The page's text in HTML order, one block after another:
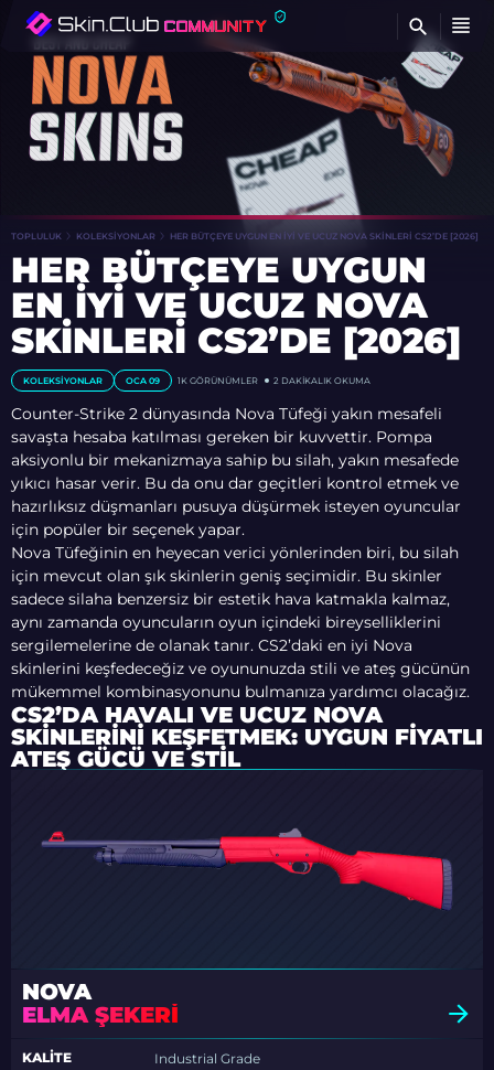
TOPLULUK KOLEKSIYONLAR HER BÜTÇEYE UYGUN EN İYI VE UCUZ NOVA SKINLERI CS2’DE [2026]
HER BÜTÇEYE UYGUN
EN İYI VE UCUZ NOVA
SKINLERI CS2’DE [2026]
KOLEKSIYONLAR OCA 09 1K GÖRÜNÜMLER 2 DAKIKALIK OKUMA
Counter-Strike 2 dünyasında Nova Tüfeği yakın mesafeli
savaşta hesaba katılması gereken bir kuvvettir. Pompa
aksiyonlu bir mekanizmaya sahip bu silah, yakın mesafede
yıkıcı hasar verir. Bu da onu dar geçitleri kontrol etmek ve
hazırlıksız düşmanları pusuya düşürmek isteyen oyuncular
için popüler bir seçenek yapar.
Nova Tüfeğinin en heyecan verici yönlerinden biri, bu silah
için mevcut olan şık skinlerin geniş seçimidir. Bu skinler
sadece silaha benzersiz bir estetik hava katmakla kalmaz,
aynı zamanda oyuncuların oyun içindeki bireyselliklerini
sergilemelerine de olanak tanır. CS2’daki en iyi Nova
skinlerini keşfedeceğiz ve oyununuzda stili ve ateş gücünün
mükemmel kombinasyonunu bulmanıza yardımcı olacağız.
CS2’DA HAVALI VE UCUZ NOVA
SKINLERINI KEŞFETMEK: UYGUN FIYATLI
ATEŞ GÜCÜ VE STIL
NOVA
ELMA ŞEKERI
KALITE
Industrial Grade